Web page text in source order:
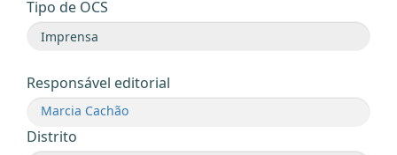
Tipo de OCS
Responsável editorial
Marcia Cachão
Distrito